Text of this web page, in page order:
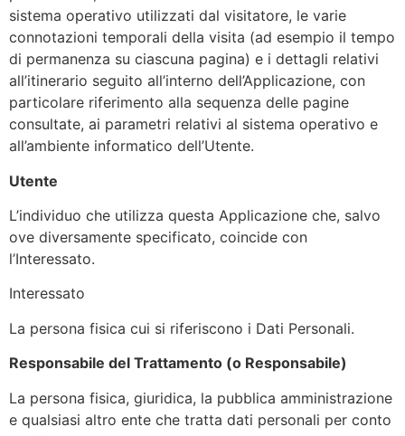
sistema operativo utilizzati dal visitatore, le varie
connotazioni temporali della visita (ad esempio il tempo
di permanenza su ciascuna pagina) e i dettagli relativi
all’itinerario seguito all’interno dell’Applicazione, con
particolare riferimento alla sequenza delle pagine
consultate, ai parametri relativi al sistema operativo e
all’ambiente informatico dell’Utente.
Utente
L’individuo che utilizza questa Applicazione che, salvo
ove diversamente specificato, coincide con
l’Interessato.
Interessato
La persona fisica cui si riferiscono i Dati Personali.
Responsabile del Trattamento (o Responsabile)
La persona fisica, giuridica, la pubblica amministrazione
e qualsiasi altro ente che tratta dati personali per conto